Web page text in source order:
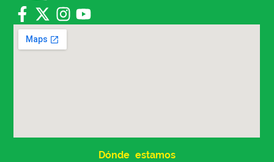
Dónde estamos